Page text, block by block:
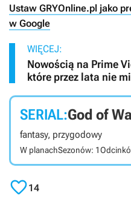
Ustaw GRYOnline.pl jako
w Google
WIĘCEJ:
Nowością na Prime
które przez lata nie
SERIAL:God of
fantasy, przygodowy
W planachSezonów: 1
14